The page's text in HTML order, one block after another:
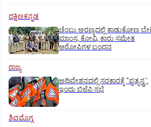
ದಕ್ಷಿಣಕನ್ನಡ
ಚೆಂಬು ಅರಣ್ಯದಲ್ಲಿ ಕಾಡುಕೋಣ
ಮಾಂಸ, ಕೋವಿ, ಕಾರು ಸಮೇತ
ಆರೋಪಿಗಳ ಬಂಧನ
ರಾಜ್ಯ
ಅಧಿವೇಶನದಲ್ಲಿ ಸರಕಾರಕ್ಕೆ "ಪ್ರತ್ಯಸ್ತ್ರ':
ಇಂದು ಬಿಜೆಪಿ ಸಭೆ
ಶಿವಮೊಗ್ಗ